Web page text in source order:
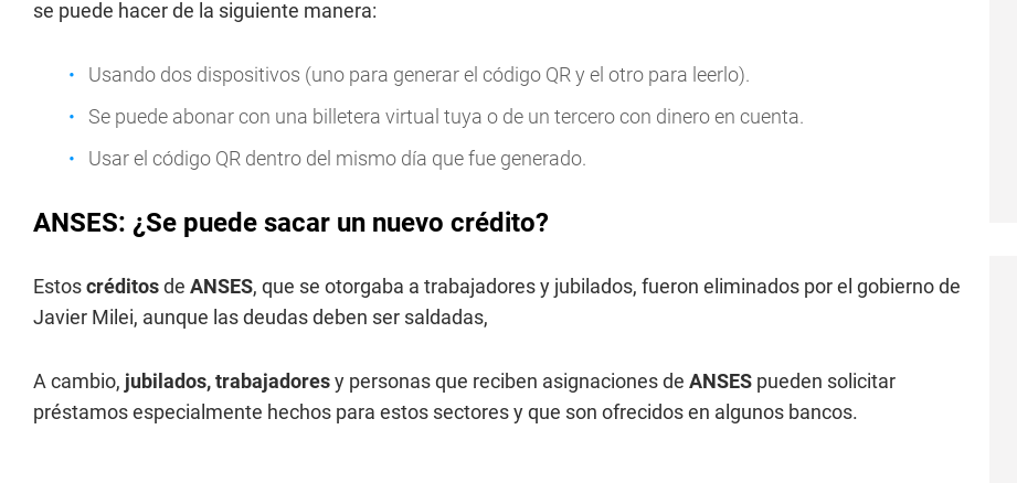
se puede hacer de la siguiente manera:
Usando dos dispositivos (uno para generar el código QR y el otro para leerlo).
Se puede abonar con una billetera virtual tuya o de un tercero con dinero en cuenta.
Usar el código QR dentro del mismo día que fue generado.
ANSES: ¿Se puede sacar un nuevo crédito?
Estoscréditosde ANSES, que se otorgaba a trabajadores y jubilados, fueron eliminados por el gobierno de
Javier Milei, aunque las deudas deben ser saldadas,
A cambio, jubilados, trabajadoresy personas que reciben asignaciones de ANSES pueden solicitar
préstamos especialmente hechos para estos sectores y que son ofrecidos en algunos bancos.